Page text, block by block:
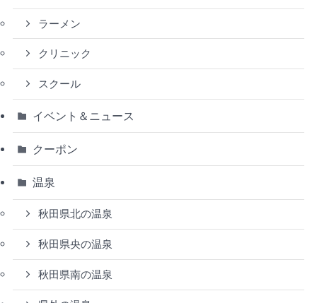
ラーメン
クリニック
スクール
イベント＆ニュース
クーポン
温泉
秋田県北の温泉
秋田県央の温泉
秋田県南の温泉